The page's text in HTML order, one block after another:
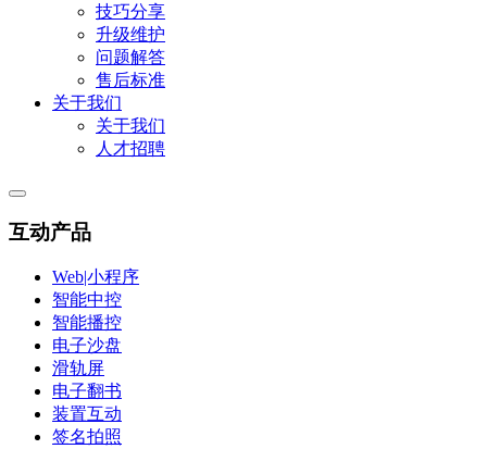
技巧分享
升级维护
问题解答
售后标准
关于我们
关于我们
人才招聘
互动产品
Web|小程序
智能中控
智能播控
电子沙盘
滑轨屏
电子翻书
装置互动
签名拍照